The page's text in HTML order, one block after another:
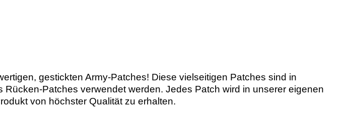
gestickten Army-Patches! Diese vielseitigen Patches sind in
Patches verwendet werden. Jedes Patch wird in unserer eigenen
von höchster Qualität zu erhalten.